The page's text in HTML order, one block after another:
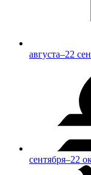
августа–22
сентября–22